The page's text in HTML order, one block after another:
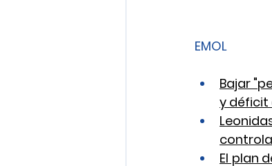
EMOL
Bajar
y déficit
El plan